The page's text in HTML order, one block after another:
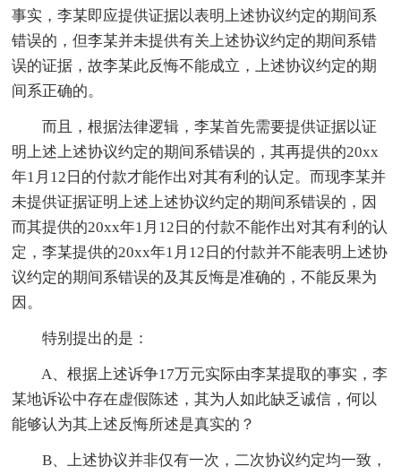
事实，李某即应提供证据以表明上述协议约定的期间系
错误的，但李某并未提供有关上述协议约定的期间系错
误的证据，故李某此反悔不能成立，上述协议约定的期
间系正确的。
而且，根据法律逻辑，李某首先需要提供证据以证
明上述上述协议约定的期间系错误的，其再提供的20xx
年1月12日的付款才能作出对其有利的认定。而现李某并
未提供证据证明上述上述协议约定的期间系错误的，因
而其提供的20xx年1月12日的付款不能作出对其有利的认
定，李某提供的20xx年1月12日的付款并不能表明上述协
议约定的期间系错误的及其反悔是准确的，不能反果为
因。
特别提出的是：
A、根据上述诉争17万元实际由李某提取的事实，李
某地诉讼中存在虚假陈述，其为人如此缺乏诚信，何以
能够认为其上述反悔所述是真实的？
B、上述协议并非仅有一次，二次协议约定均一致，